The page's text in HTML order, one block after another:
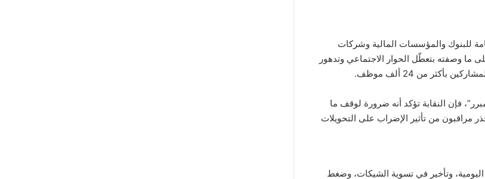
للبنوك والمؤسسات المالية وشركات
ما وصفته بتعطّل الحوار الاجتماعي وتدهور
بأكثر من 24 ألف موظف.
فإن النقابة تؤكد أنه ضرورة لوقف ما
مراقبون من تأثير الإضراب على التحويلات
وتأخير في تسوية الشيكات، وضغط